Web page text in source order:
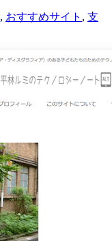
, おすすめサイト , 支